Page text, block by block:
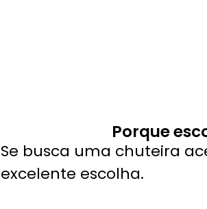
Porque
Se busca uma chuteira
excelente escolha.